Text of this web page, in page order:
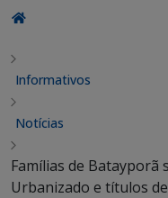
Informativos
Notícias
Famílias de Batayporã
Urbanizado e títulos